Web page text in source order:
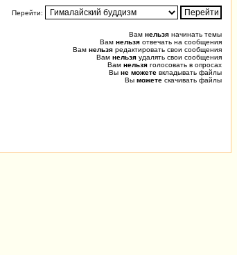
Перейти:
Вам нельзя начинать темы
Вам нельзя отвечать на сообщения
Вам нельзя редактировать свои сообщения
Вам нельзя удалять свои сообщения
Вам нельзя голосовать в опросах
Вы не можете вкладывать файлы
Вы можете скачивать файлы